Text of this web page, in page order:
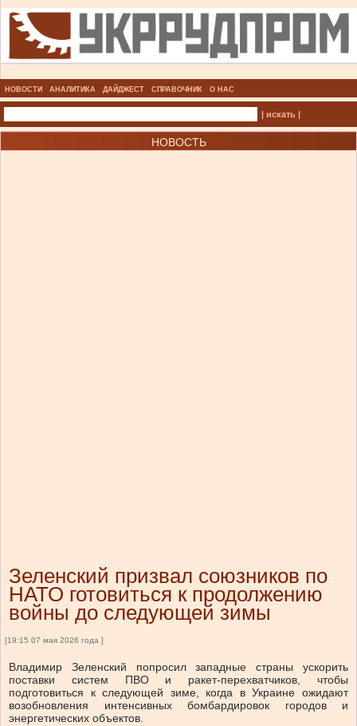
НОВОСТИ АНАЛИТИКА ДАЙДЖЕСТ СПРАВОЧНИК О НАС
| искать |
НОВОСТЬ
Зеленский призвал союзников по
НАТО готовиться к продолжению
войны до следующей зимы
[19:15 07 мая 2026 года ]
Владимир Зеленский попросил западные страны ускорить
поставки систем ПВО и ракет-перехватчиков, чтобы
подготовиться к следующей зиме, когда в Украине ожидают
возобновления интенсивных бомбардировок городов и
энергетических объектов.